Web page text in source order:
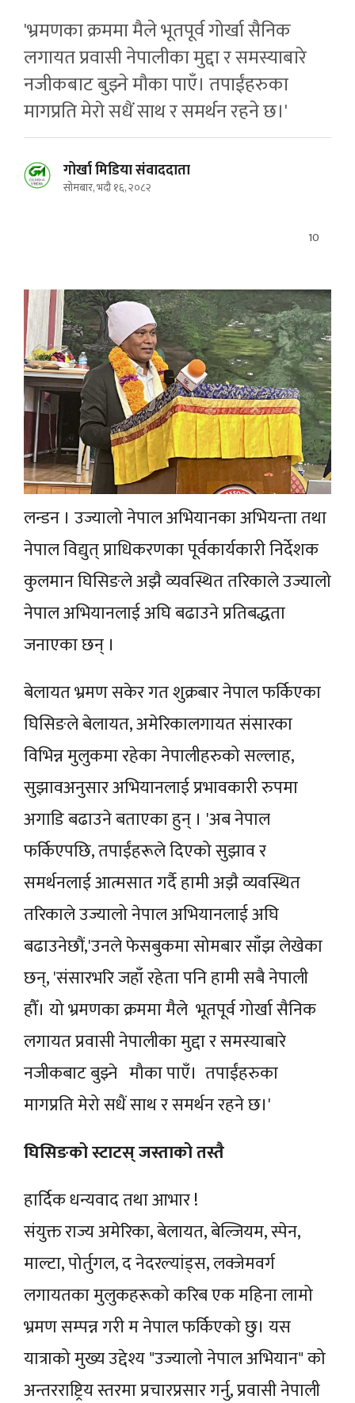
'भ्रमणका क्रममा मैले भूतपूर्व गोर्खा सैनिक
लगायत प्रवासी नेपालीका मुद्दा र समस्याबारे
नजीकबाट बुझ्ने मौका पाएँ। तपाईंहरुका
मागप्रति मेरो सधैं साथ र समर्थन रहने छ।'
गोर्खा मिडिया संवाददाता
सोमबार, भदौ १६, २०८२
10
लन्डन । उज्यालो नेपाल अभियानका अभियन्ता तथा
नेपाल विद्युत् प्राधिकरणका पूर्वकार्यकारी निर्देशक
कुलमान घिसिङले अझै व्यवस्थित तरिकाले उज्यालो
नेपाल अभियानलाई अघि बढाउने प्रतिबद्धता
जनाएका छन् ।
बेलायत भ्रमण सकेर गत शुक्रबार नेपाल फर्किएका
घिसिङले बेलायत, अमेरिकालगायत संसारका
विभिन्न मुलुकमा रहेका नेपालीहरुको सल्लाह,
सुझावअनुसार अभियानलाई प्रभावकारी रुपमा
अगाडि बढाउने बताएका हुन् । 'अब नेपाल
फर्किएपछि, तपाईंहरूले दिएको सुझाव र
समर्थनलाई आत्मसात गर्दै हामी अझै व्यवस्थित
तरिकाले उज्यालो नेपाल अभियानलाई अघि
बढाउनेछौं,'उनले फेसबुकमा सोमबार साँझ लेखेका
छन्, 'संसारभरि जहाँ रहेता पनि हामी सबै नेपाली
हौँ। यो भ्रमणका क्रममा मैले भूतपूर्व गोर्खा सैनिक
लगायत प्रवासी नेपालीका मुद्दा र समस्याबारे
नजीकबाट बुझ्ने मौका पाएँ। तपाईंहरुका
मागप्रति मेरो सधैं साथ र समर्थन रहने छ।'
घिसिङको स्टाटस् जस्ताको तस्तै
हार्दिक धन्यवाद तथा आभार !
संयुक्त राज्य अमेरिका, बेलायत, बेल्जियम, स्पेन,
माल्टा, पोर्तुगल, द नेदरल्यांड्स, लक्जेमवर्ग
लगायतका मुलुकहरूको करिब एक महिना लामो
भ्रमण सम्पन्न गरी म नेपाल फर्किएको छु। यस
यात्राको मुख्य उद्देश्य "उज्यालो नेपाल अभियान" को
अन्तरराष्ट्रिय स्तरमा प्रचारप्रसार गर्नु, प्रवासी नेपाली